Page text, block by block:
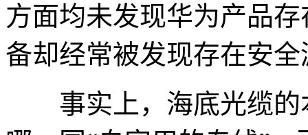
方面均未发现华为产品
备却经常被发现存在安全
事实上，海底光缆的